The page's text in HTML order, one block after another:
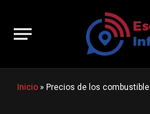
Inicio » Precios de los